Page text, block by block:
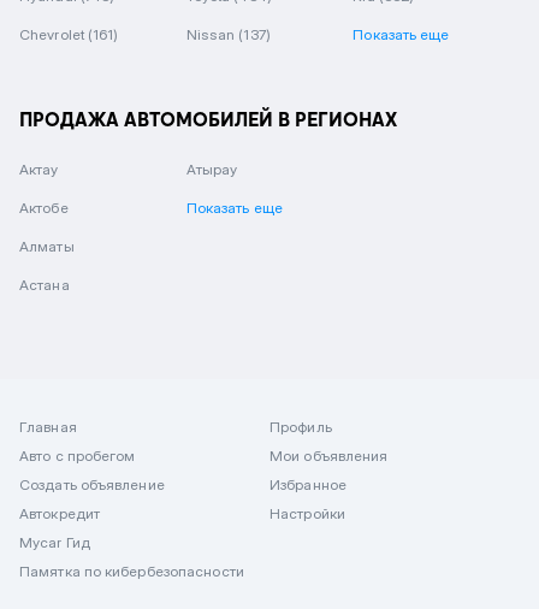
Chevrolet (161) Nissan (137) Показать еще
ПРОДАЖА АВТОМОБИЛЕЙ В РЕГИОНАХ
Актау
Актобе
Алматы
Астана
Атырау
Показать еще
Главная
Авто с пробегом
Создать объявление
Автокредит
Mycar Гид
Памятка по кибербезопасности
Профиль
Мои объявления
Избранное
Настройки